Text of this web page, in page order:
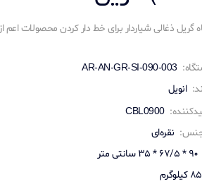
گریل ذغالی شیاردار برای خط دار کردن محصولات اعم
AR-AN-GR-SI-090-003
انویل
CBL0900
نقره‌ای
90 * 67/5 * 35 سانتی متر
85 کیلوگرم